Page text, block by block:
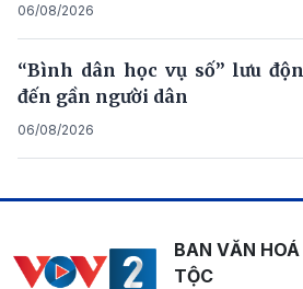
06/08/2026
“Bình dân học vụ số” lưu
đến gần người dân
06/08/2026
BAN VĂN
TỘC